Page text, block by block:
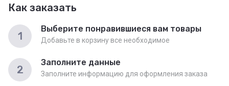
Как заказать
1
Выберите понравившиеся вам товары
Добавьте в корзину все необходимое
2
Заполните данные
Заполните информацию для оформления заказа